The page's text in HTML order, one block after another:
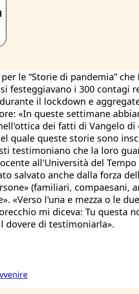
le “Storie di pandemia”
festeggiavano i 300
il lockdown e
«In queste settimane
dei fatti di Vangelo
quale queste storie sono
testimoniano che la loro
all'Università del
salvato anche dalla forza
(familiari, compaesani,
«Verso l'una e mezza o le
mi diceva: Tu
dovere di testimoniarla».